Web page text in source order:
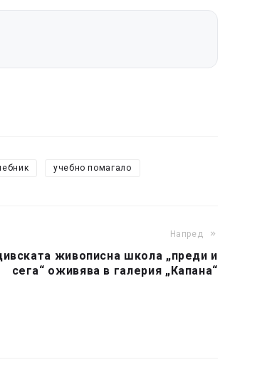
учебно помагало
Напред
живописна школа „преди и
сега“ оживява в галерия „Капана“